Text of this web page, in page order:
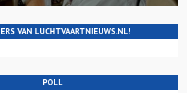
VAN LUCHTVAARTNIEUWS.NL!
POLL